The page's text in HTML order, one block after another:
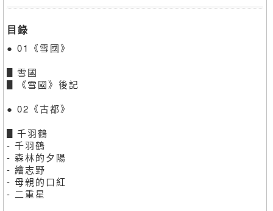
目錄
● 01《雪國》
▋雪國
▋《雪國》後記
● 02《古都》
▋千羽鶴
- 千羽鶴
- 森林的夕陽
- 繪志野
- 母親的口紅
- 二重星